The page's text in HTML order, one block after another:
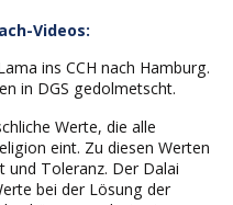
Videos:
ins CCH nach Hamburg.
in DGS gedolmetscht.
Werte, die alle
eint. Zu diesen Werten
und Toleranz. Der Dalai
bei der Lösung der